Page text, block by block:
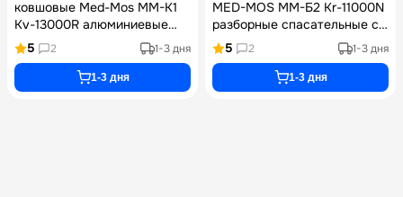
ковшовые Med-Mos ММ-К1
Kv-13000R алюминиевые
разъемные складные с
регулировкой длины ложа и
3 ремнями фиксации
нагрузка до 160 кг артикул
5 2 1-3 дня
1-3 дня
MED-MOS ММ-Б2 Kr-11000N
разборные спасательные с
алюминиевым каркасом
рентгенопрозрачные
грузоподъемностью 270 кг в
комплекте со стропами и
5 2 1-3 дня
1-3 дня